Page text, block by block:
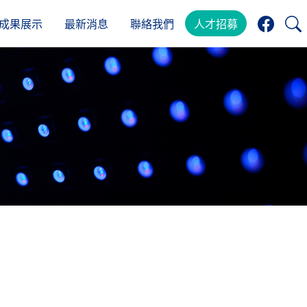
成果展示 最新消息 聯絡我們 人才招募